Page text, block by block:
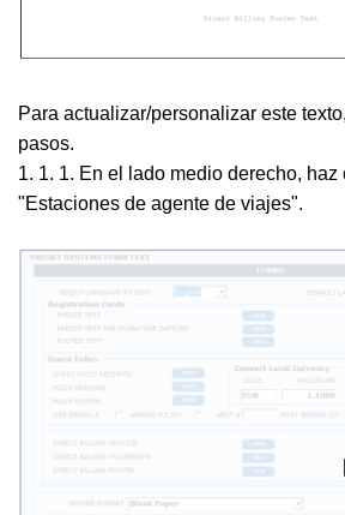
Para actualizar/personalizar este
pasos.
1. 1. 1. En el lado medio derecho, haz
"Estaciones de agente de viajes".